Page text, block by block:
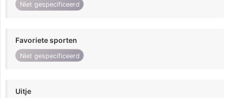
Niet gespecificeerd
Favoriete sporten
Niet gespecificeerd
Uitje